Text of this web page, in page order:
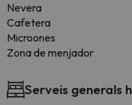
Nevera
Cafetera
Microones
Zona de menjador
Serveis generals